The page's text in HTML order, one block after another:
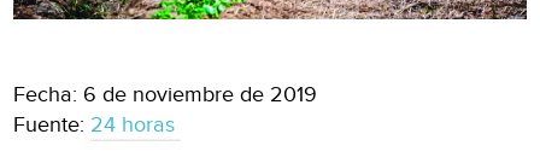
Fecha: 6 de noviembre de 2019
Fuente: 24 horas